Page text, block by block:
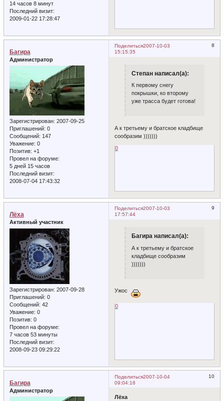
14 часов 8 минут
Последний визит:
2009-01-22 17:28:47
Поделиться 8
2007-10-03
15:15:35
Багира
Администратор
Зарегистрирован: 2007-09-25
Приглашений: 0
Сообщений: 147
Уважение: 0
Позитив: +1
Провел на форуме:
5 дней 15 часов
Последний визит:
2008-07-04 17:43:32
Степан написал(а):
К первому снегу
покрышки, ко второму
уже трасса будет готова!
А к третьему и братское кладбище
сообразим )))))))
0
Поделиться 9
2007-10-03
17:57:44
Лёха
Активный участник
Зарегистрирован: 2007-09-28
Приглашений: 0
Сообщений: 42
Уважение: 0
Позитив: 0
Провел на форуме:
7 часов 53 минуты
Последний визит:
2008-09-23 09:29:22
Багира написал(а):
А к третьему и братское
кладбище сообразим
)))))))
Ужос
0
Поделиться 10
2007-10-04
09:04:16
Багира
Администратор
Лёха